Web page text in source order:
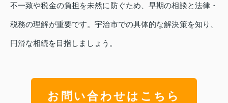
不一致や税金の負担を未然に防ぐため、早期の相談と法律・
税務の理解が重要です。宇治市での具体的な解決策を知り、
円滑な相続を目指しましょう。
お問い合わせはこちら